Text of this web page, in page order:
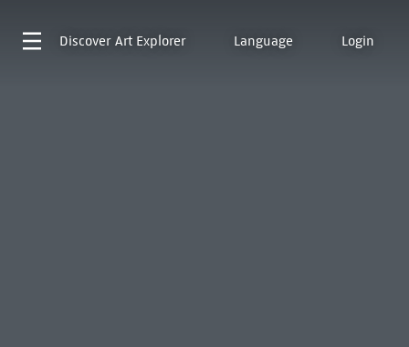
Discover Art Explorer Language Login